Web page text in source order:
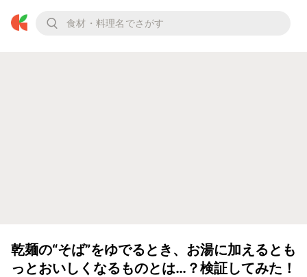
乾麺の“そば”をゆでるとき、お湯に加えるとも
っとおいしくなるものとは…？検証してみた！